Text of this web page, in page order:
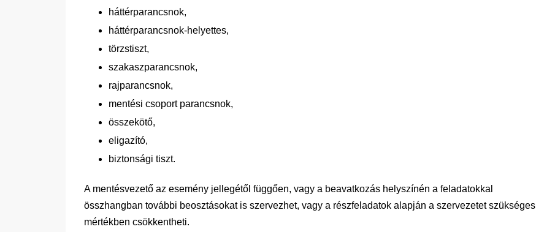
háttérparancsnok,
háttérparancsnok-helyettes,
törzstiszt,
szakaszparancsnok,
rajparancsnok,
mentési csoport parancsnok,
összekötő,
eligazító,
biztonsági tiszt.
A mentésvezető az esemény jellegétől függően, vagy a beavatkozás helyszínén a feladatokkal
összhangban további beosztásokat is szervezhet, vagy a részfeladatok alapján a szervezetet szükséges
mértékben csökkentheti.